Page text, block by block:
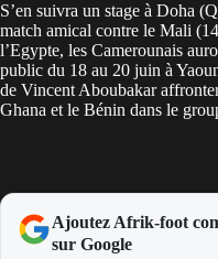
S’en suivra un stage à Doha
match amical contre le Mali
l’Egypte, les Camerounais
public du 18 au 20 juin à
de Vincent Aboubakar
Ghana et le Bénin dans le
Ajoutez Afrik-foot
sur Google